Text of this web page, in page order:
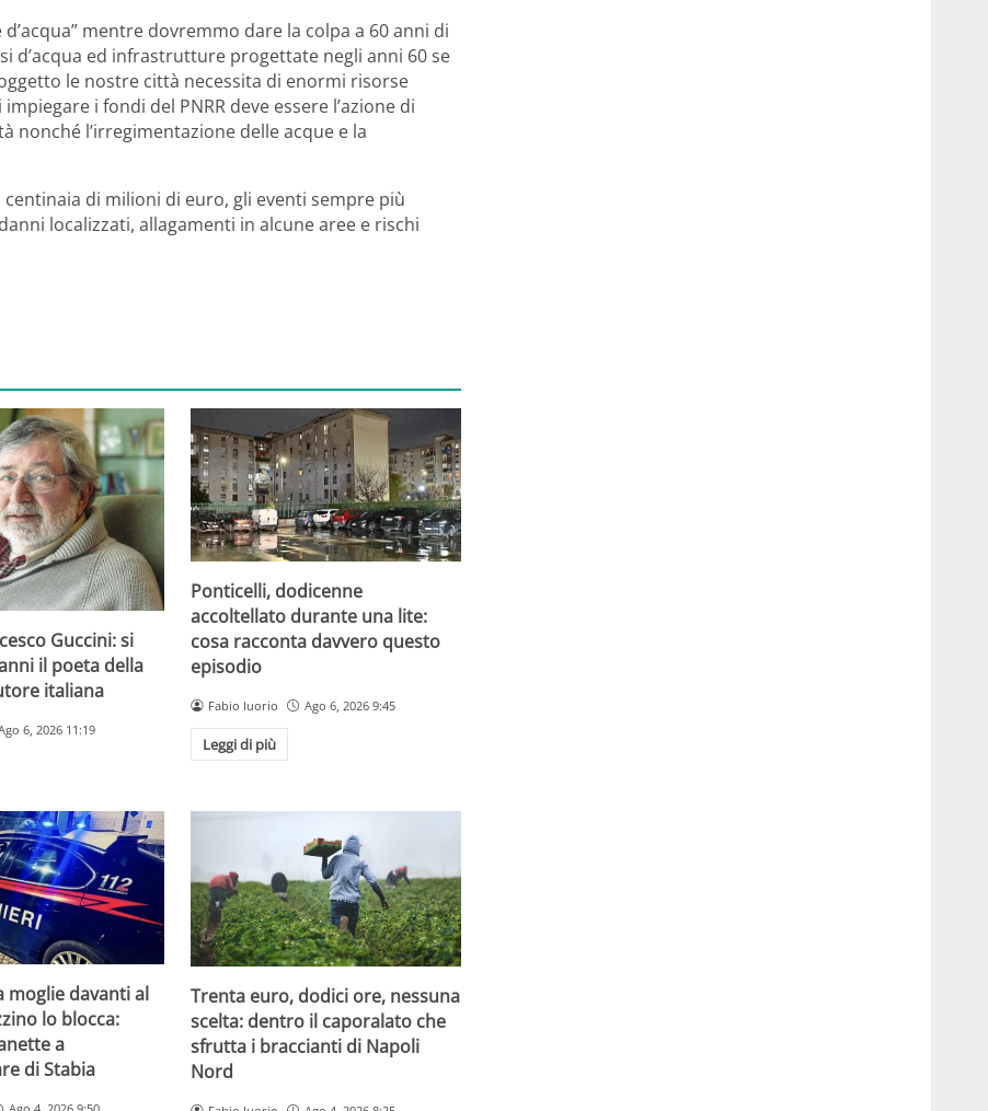
mentre dovremmo dare la colpa a 60 anni di
d’acqua ed infrastrutture progettate negli anni 60 se
le nostre città necessita di enormi risorse
i fondi del PNRR deve essere l’azione di
nonché l’irregimentazione delle acque e la
di milioni di euro, gli eventi sempre più
localizzati, allagamenti in alcune aree e rischi
Guccini: si
il poeta della
italiana
6, 2026 11:19
Ponticelli, dodicenne
accoltellato durante una lite:
cosa racconta davvero questo
episodio
Fabio Iuorio Ago 6, 2026 9:45
Leggi di più
moglie davanti al
lo blocca:
a
di Stabia
Trenta euro, dodici ore, nessuna
scelta: dentro il caporalato che
sfrutta i braccianti di Napoli
Nord